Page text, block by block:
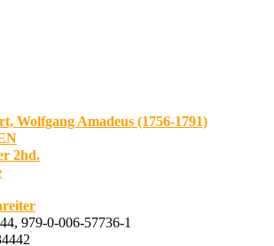
Wolfgang Amadeus (1756-1791)
2hd.
979-0-006-57736-1